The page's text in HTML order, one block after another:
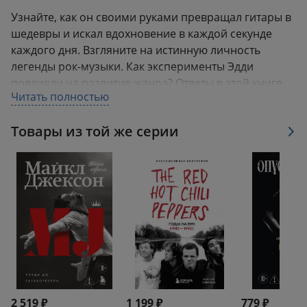
Узнайте, как он своими руками превращал гитары в
шедевры и искал вдохновение в каждой секунде
каждого дня. Взгляните на истинную личность
легенды рок-музыки. Как эксперименты Эдди
повлияли на развитие жанра? Ответы в этой книге.
«Eruption — окончательное слово о том, что делало
этого эпохального музыканта, новатора в области
гитары и, стоит сказать, сложного человека, по-
настоящему особенным». — Том Боужур (New York
Times)
«Хотя он всю свою взрослую жизнь жил под
прицелом внимания публики, Эдди Ван Хален
остается окутанным тайной. Даже самый преданный
поклонник найдет на каждой странице новые
открытия». — Алан Пол, американский журналист,
музыкант, автор бестселлеров
Читать полностью
Товары из той же серии
2 519 ₽ 1 199 ₽ 779 ₽